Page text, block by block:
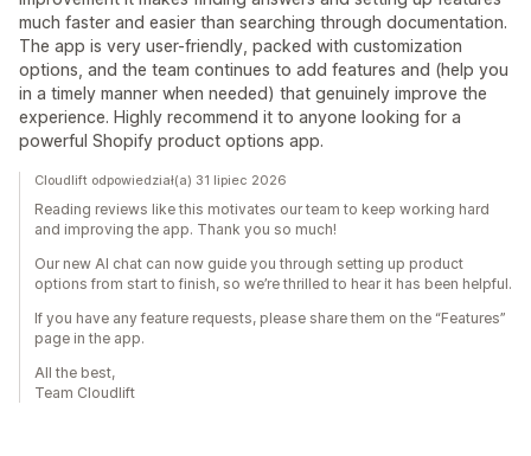
much faster and easier than searching through documentation.
The app is very user-friendly, packed with customization
options, and the team continues to add features and (help you
in a timely manner when needed) that genuinely improve the
experience. Highly recommend it to anyone looking for a
powerful Shopify product options app.
Cloudlift odpowiedział(a) 31 lipiec 2026
Reading reviews like this motivates our team to keep working hard
and improving the app. Thank you so much!
Our new AI chat can now guide you through setting up product
options from start to finish, so we’re thrilled to hear it has been helpful.
If you have any feature requests, please share them on the “Features”
page in the app.
All the best,
Team Cloudlift